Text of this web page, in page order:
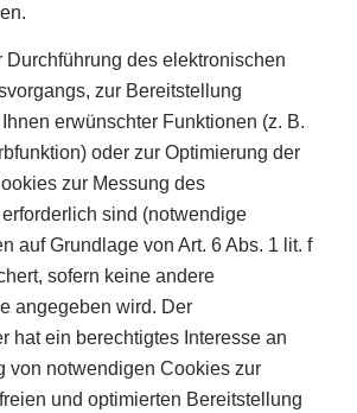
Durchführung des elektronischen
zur Bereitstellung
erwünschter Funktionen (z. B.
oder zur Optimierung der
zur Messung des
sind (notwendige
auf Grundlage von Art. 6 Abs. 1 lit. f
sofern keine andere
angegeben wird. Der
hat ein berechtigtes Interesse an
von notwendigen Cookies zur
und optimierten Bereitstellung